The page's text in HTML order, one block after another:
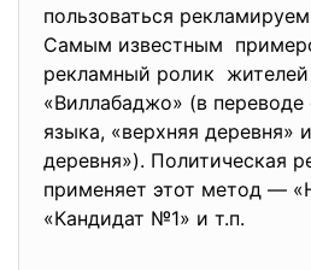
пользоваться
Самым известным
рекламный ролик
«Виллабаджо» (в переводе
языка, «верхняя деревня»
деревня»). Политическая
применяет этот метод —
«Кандидат №1» и т.п.